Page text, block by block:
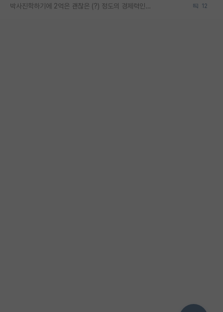
박사진학하기에 2억은 괜찮은 (?) 정도의 경제력인가요 12